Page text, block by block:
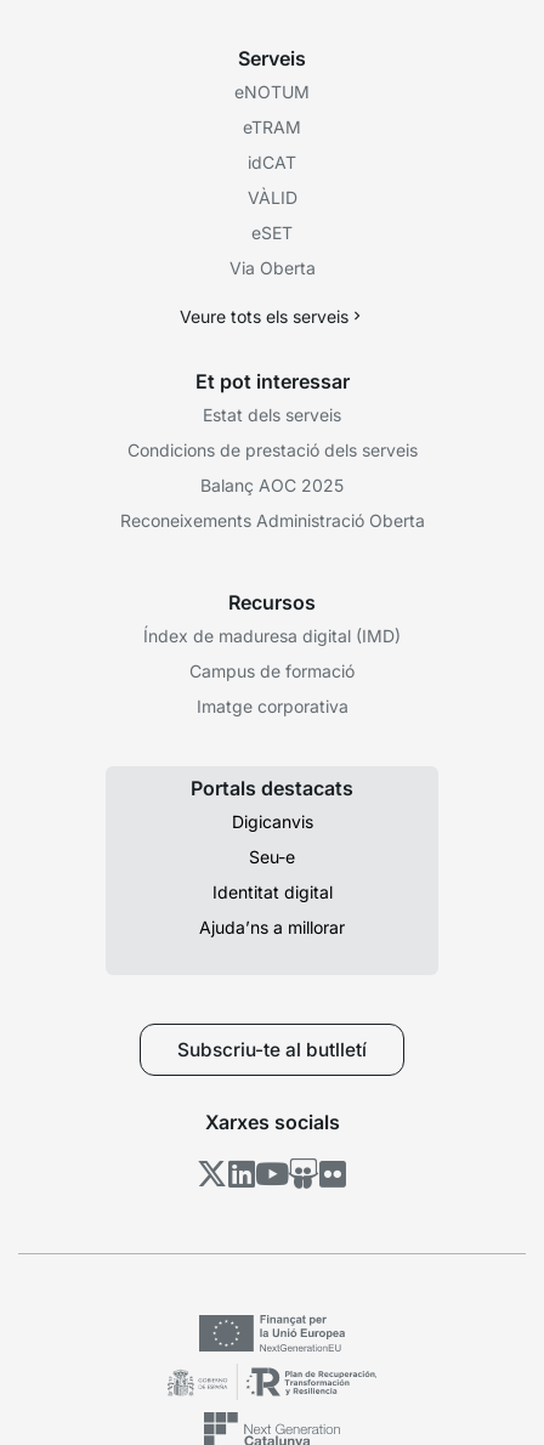
Serveis
eNOTUM
eTRAM
idCAT
VÀLID
eSET
Via Oberta
Veure tots els serveis
Et pot interessar
Estat dels serveis
Condicions de prestació dels serveis
Balanç AOC 2025
Reconeixements Administració Oberta
Recursos
Índex de maduresa digital (IMD)
Campus de formació
Imatge corporativa
Portals destacats
Digicanvis
Seu-e
Identitat digital
Ajuda’ns a millorar
Subscriu-te al butlletí
Xarxes socials